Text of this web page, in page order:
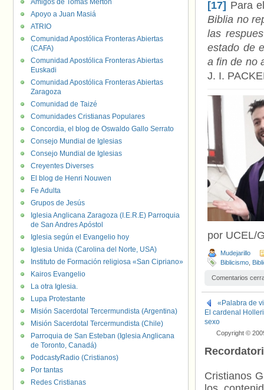
[17] Para
Biblia no
las
estado de
a fin de no
J. I.
por UCEL/
Mudejarillo
Biblicismo
Comentarios
«Palabra de
El cardenal
sexo
Copyright ©
Cristianos
Amigos de Tomás Merton
Apoyo a Juan Masiá
ATRIO
Comunidad Apostólica Fronteras Abiertas
(CAFA)
Comunidad Apostólica Fronteras Abiertas
Euskadi
Comunidad Apostólica Fronteras Abiertas
Zaragoza
Comunidad de Taizé
Comunidades Cristianas Populares
Concordia, el blog de Oswaldo Gallo Serrato
Consejo Mundial de Iglesias
Consejo Mundial de Iglesias
Creyentes Diverses
El blog de Henri Nouwen
Fe Adulta
Grupos de Jesús
Iglesia Anglicana Zaragoza (I.E.R.E) Parroquia
de San Andres Apóstol
Iglesia según el Evangelio hoy
Iglesia Unida (Carolina del Norte, USA)
Instituto de Formación religiosa «San Cipriano»
Kairos Evangelio
La otra Iglesia.
Lupa Protestante
Misión Sacerdotal Tercermundista (Argentina)
Misión Sacerdotal Tercermundista (Chile)
Parroquia de San Esteban (Iglesia Anglicana
de Toronto, Canadá)
PodcastyRadio (Cristianos)
Por tantas
Redes Cristianas